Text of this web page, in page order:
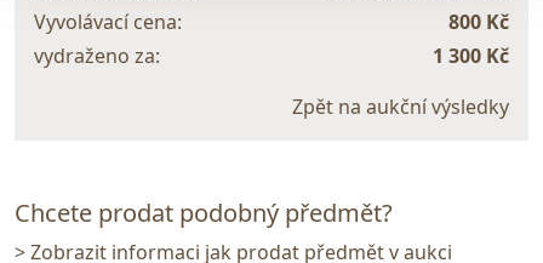
Vyvolávací cena:
800 Kč
vydraženo za:
1 300 Kč
Zpět na aukční výsledky
Chcete prodat podobný předmět?
> Zobrazit informaci jak prodat předmět v aukci